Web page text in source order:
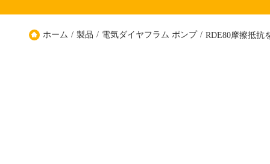
ホーム / 製品 / 電気ダイヤフラム ポンプ / RDE80摩擦抵抗